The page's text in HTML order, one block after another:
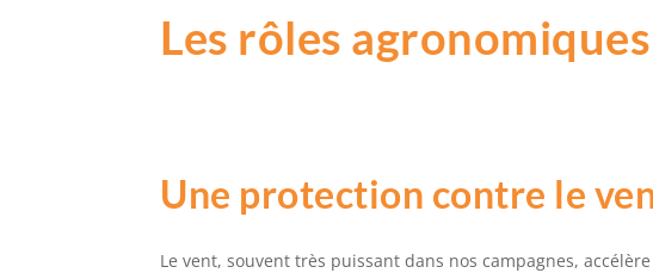
Les rôles
Une protection contre le
Le vent, souvent très puissant dans nos campagnes,